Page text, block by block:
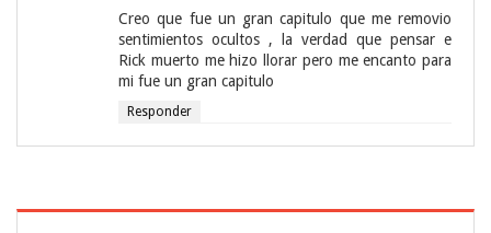
Creo que fue un gran capitulo que me removio
sentimientos ocultos , la verdad que pensar e
Rick muerto me hizo llorar pero me encanto para
mi fue un gran capitulo
Responder